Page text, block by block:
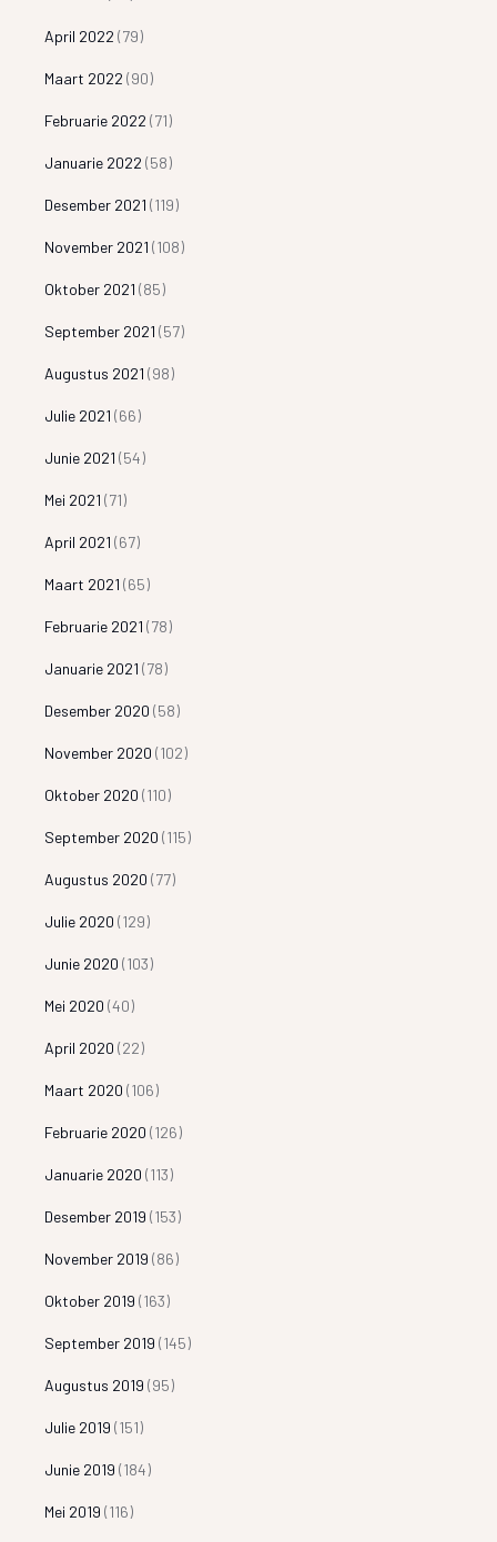
April 2022 (79)
Maart 2022 (90)
Februarie 2022 (71)
Januarie 2022 (58)
Desember 2021 (119)
November 2021 (108)
Oktober 2021 (85)
September 2021 (57)
Augustus 2021 (98)
Julie 2021 (66)
Junie 2021 (54)
Mei 2021 (71)
April 2021 (67)
Maart 2021 (65)
Februarie 2021 (78)
Januarie 2021 (78)
Desember 2020 (58)
November 2020 (102)
Oktober 2020 (110)
September 2020 (115)
Augustus 2020 (77)
Julie 2020 (129)
Junie 2020 (103)
Mei 2020 (40)
April 2020 (22)
Maart 2020 (106)
Februarie 2020 (126)
Januarie 2020 (113)
Desember 2019 (153)
November 2019 (86)
Oktober 2019 (163)
September 2019 (145)
Augustus 2019 (95)
Julie 2019 (151)
Junie 2019 (184)
Mei 2019 (116)